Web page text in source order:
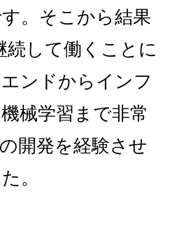
。そこから結果
続して働くことに
ンドからインフ
械学習まで非常
開発を経験させ
。